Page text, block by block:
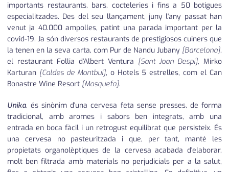
importants restaurants, bars, cocteleries i fins a 50 botigues
especialitzades. Des del seu llançament, juny l'any passat han
venut ja 40.000 ampolles, patint una parada important per la
covid-19. Ja són diversos restaurants de prestigiosos cuiners que
la tenen en la seva carta, com Pur de Nandu Jubany [Barcelona],
el restaurant Follia d'Albert Ventura [Sant Joan Despí], Mirko
Karturan [Caldes de Montbui], o Hotels 5 estrelles, com el Can
Bonastre Wine Resort [Masquefa].
Unika, és sinònim d'una cervesa feta sense presses, de forma
tradicional, amb aromes i sabors ben integrats, amb una
entrada en boca fàcil i un retrogust equilibrat que persisteix. És
una cervesa no pasteuritzada i que, per tant, manté les
propietats organolèptiques de la cervesa acabada d'elaborar,
molt ben filtrada amb materials no perjudicials per a la salut,